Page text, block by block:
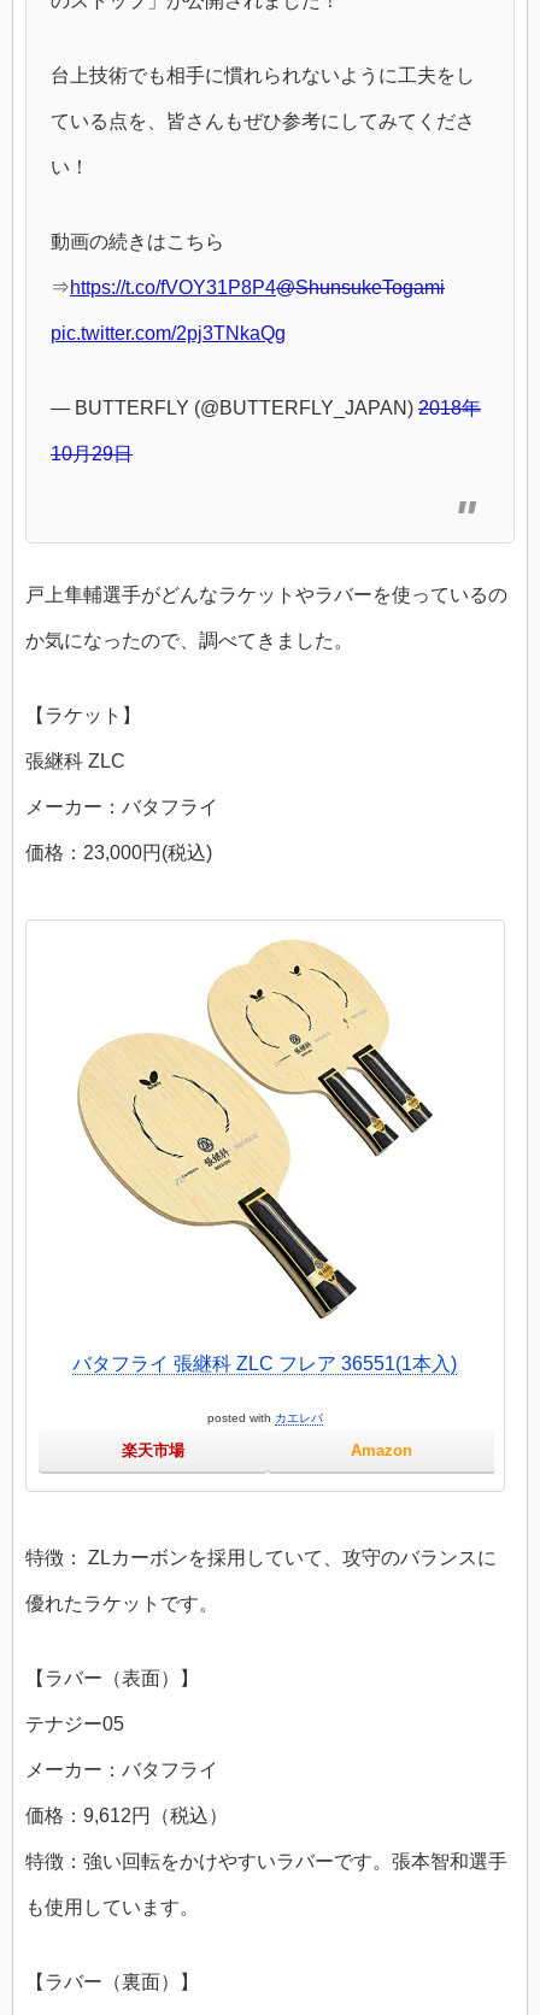
台上技術でも相手に慣れられないように工夫をし
ている点を、皆さんもぜひ参考にしてみてくださ
い！
動画の続きはこちら
⇒https://t.co/fVOY31P8P4@ShunsukeTogami
pic.twitter.com/2pj3TNkaQg
— BUTTERFLY (@BUTTERFLY_JAPAN) 2018年
10月29日
戸上隼輔選手がどんなラケットやラバーを使っているの
か気になったので、調べてきました。
【ラケット】
張継科 ZLC
メーカー：バタフライ
価格：23,000円(税込)
バタフライ 張継科 ZLC フレア 36551(1本入)
posted with カエレバ
楽天市場 Amazon
特徴： ZLカーボンを採用していて、攻守のバランスに
優れたラケットです。
【ラバー（表面）】
テナジー05
メーカー：バタフライ
価格：9,612円（税込）
特徴：強い回転をかけやすいラバーです。張本智和選手
も使用しています。
【ラバー（裏面）】